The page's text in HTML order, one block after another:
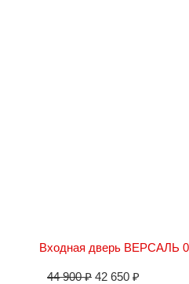
Входная дверь ВЕРСАЛЬ
44 900₽ 42 650 ₽